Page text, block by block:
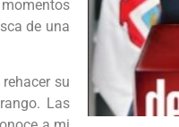
de una
su
Las